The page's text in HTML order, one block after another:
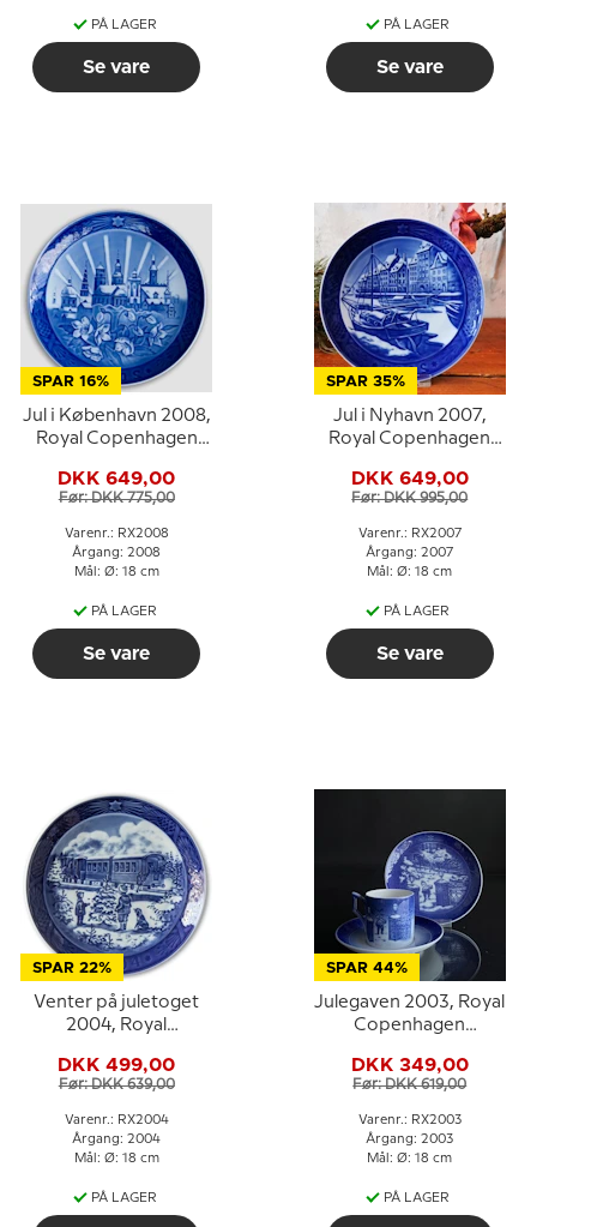
PÅ LAGER
Se vare
PÅ LAGER
Se vare
SPAR 16%
Jul i København 2008,
Royal Copenhagen
DKK 649,00
Før: DKK 775,00
Varenr.: RX2008
Årgang: 2008
Mål: Ø: 18 cm
PÅ LAGER
Se vare
SPAR 35%
Jul i Nyhavn 2007,
Royal Copenhagen
DKK 649,00
Før: DKK 995,00
Varenr.: RX2007
Årgang: 2007
Mål: Ø: 18 cm
PÅ LAGER
Se vare
SPAR 22%
Venter på juletoget
2004, Royal
Juleplatte
DKK 499,00
Før: DKK 639,00
Varenr.: RX2004
Årgang: 2004
Mål: Ø: 18 cm
PÅ LAGER
SPAR 44%
Julegaven 2003, Royal
Copenhagen
DKK 349,00
Før: DKK 619,00
Varenr.: RX2003
Årgang: 2003
Mål: Ø: 18 cm
PÅ LAGER